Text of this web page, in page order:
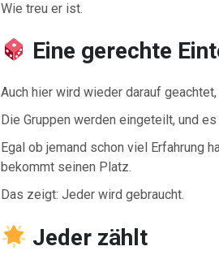
Wie treu er ist.
Eine gerechte
Auch hier wird wieder darauf
Die Gruppen werden eingeteilt, und
Egal ob jemand schon viel Erfahrung
bekommt seinen Platz.
Das zeigt: Jeder wird gebraucht.
Jeder zählt